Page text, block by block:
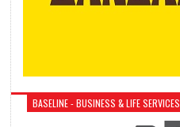
BASELINE - BUSINESS & LIFE SERVICES